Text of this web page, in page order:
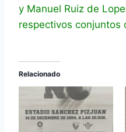
y Manuel Ruiz de
respectivos conjuntos
Relacionado